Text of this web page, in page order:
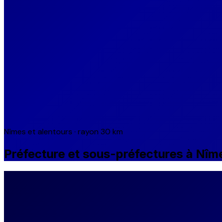
Nîmes et alentours · rayon 30 km
Préfecture et sous-préfectures à